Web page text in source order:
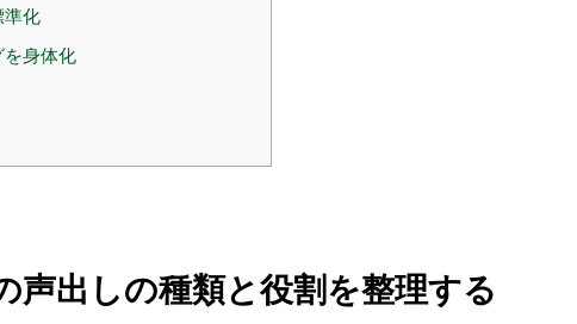
準化
身体化
声出しの種類と役割を整理する